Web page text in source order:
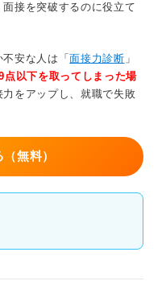
接を突破するのに役立て
不安な人は「面接力診断 」
点以下を取ってしまった場
をアップし、就職で失敗
無料）
コツ